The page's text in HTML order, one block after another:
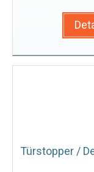
Türstopper /